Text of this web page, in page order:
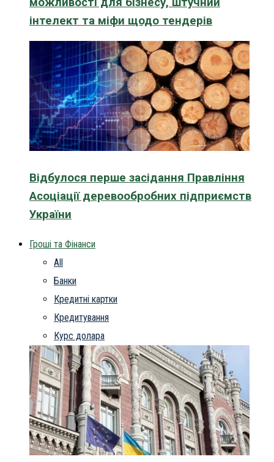
інтелект та міфи щодо тендерів
Відбулося перше засідання Правління
Асоціації деревообробних підприємств
України
Гроші та Фінанси
All
Банки
Кредитні картки
Кредитування
Курс долара